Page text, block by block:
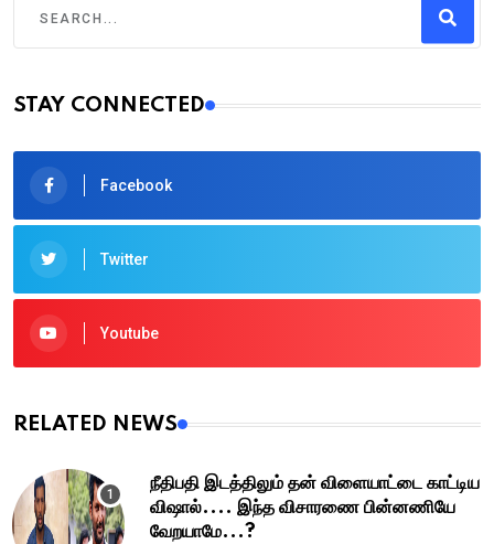
STAY CONNECTED
Facebook
Twitter
Youtube
RELATED NEWS
நீதிபதி இடத்திலும் தன் விளையாட்டை காட்டிய
விஷால்.... இந்த விசாரணை பின்னணியே
வேறயாமே...?